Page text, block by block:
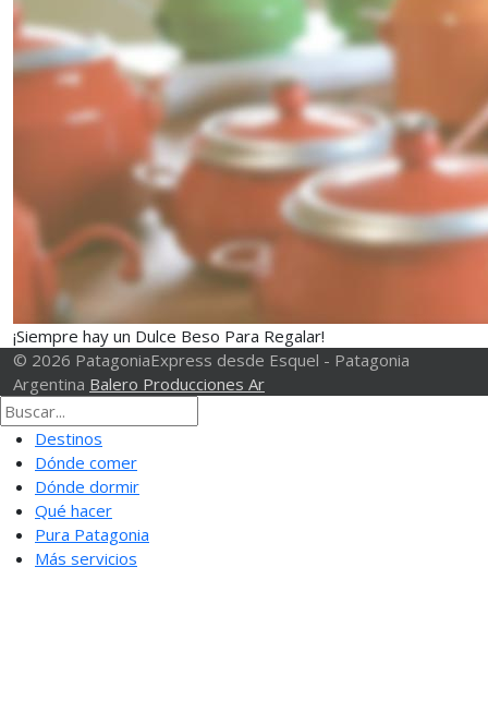
¡Siempre hay un Dulce Beso Para Regalar!
© 2026 PatagoniaExpress desde Esquel - Patagonia
Argentina Balero Producciones Ar
Destinos
Dónde comer
Dónde dormir
Qué hacer
Pura Patagonia
Más servicios